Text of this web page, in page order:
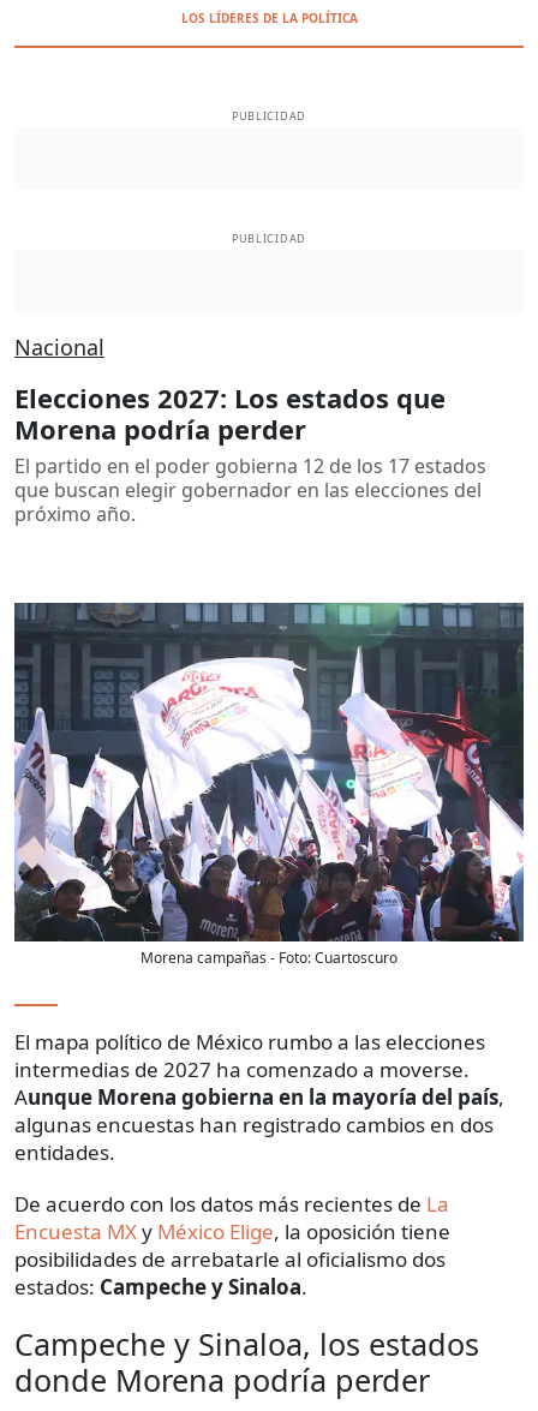
LOS LÍDERES DE LA POLÍTICA
PUBLICIDAD
PUBLICIDAD
Nacional
Elecciones 2027: Los estados que
Morena podría perder
El partido en el poder gobierna 12 de los 17 estados
que buscan elegir gobernador en las elecciones del
próximo año.
Morena campañas - Foto:Cuartoscuro
El mapa político de México rumbo a las elecciones
intermedias de 2027 ha comenzado a moverse.
Aunque Morena gobierna en la mayoría del país,
algunas encuestas han registrado cambios en dos
entidades.
De acuerdo con los datos más recientes de La
Encuesta MXy México Elige, la oposición tiene
posibilidades de arrebatarle al oficialismo dos
estados: Campeche y Sinaloa.
Campeche y Sinaloa, los estados
donde Morena podría perder